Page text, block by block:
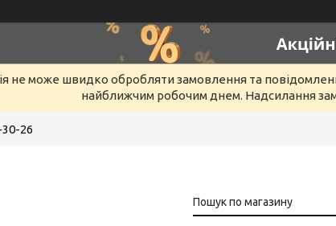
не може швидко обробляти замовлення та
найближчим робочим днем. Надсилання
30-26